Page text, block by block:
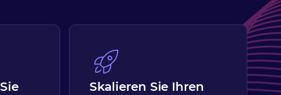
Skalieren Sie Ihren